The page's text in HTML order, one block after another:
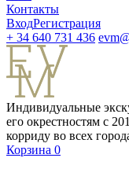
Контакты
ВходРегистрация
+ 34 640 731 436
Индивидуальные
его окрестностям с
корриду во всех
Корзина 0